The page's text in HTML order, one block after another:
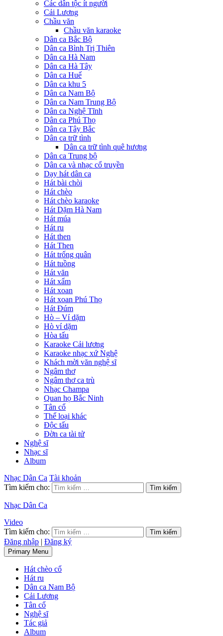
Các dân tộc ít người
Cải Lương
Chầu văn
Chầu văn karaoke
Dân ca Bắc Bộ
Dân ca Bình Trị Thiên
Dân ca Hà Nam
Dân ca Hà Tây
Dân ca Huế
Dân ca khu 5
Dân ca Nam Bộ
Dân ca Nam Trung Bộ
Dân ca Nghệ Tĩnh
Dân ca Phú Thọ
Dân ca Tây Bắc
Dân ca trữ tình
Dân ca trữ tình quê hương
Dân ca Trung bộ
Dân ca và nhạc cổ truyền
Dạy hát dân ca
Hát bài chòi
Hát chèo
Hát chèo karaoke
Hát Dặm Hà Nam
Hát múa
Hát ru
Hát then
Hát Then
Hát trống quân
Hát tuồng
Hát văn
Hát xẩm
Hát xoan
Hát xoan Phú Thọ
Hát Đúm
Hò – Ví dặm
Hò ví dặm
Hòa tấu
Karaoke Cải lương
Karaoke nhạc xứ Nghệ
Khách mời văn nghệ sĩ
Ngâm thơ
Ngâm thơ ca trù
Nhạc Champa
Quan họ Bắc Ninh
Tân cổ
Thể loại khác
Độc tấu
Đờn ca tài tử
Nghệ sĩ
Nhạc sĩ
Album
Nhạc Dân Ca Tài khoản
Tìm kiếm cho:
Nhạc Dân Ca
Video
Tìm kiếm cho:
Đăng nhập | Đăng ký
Primary Menu
Hát chèo cổ
Hát ru
Dân ca Nam Bộ
Cải Lương
Tân cổ
Nghệ sĩ
Tác giả
Album